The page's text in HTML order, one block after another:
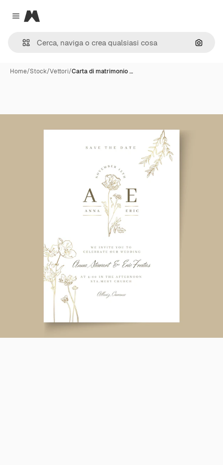
Close menu
Magnific
Cerca
Home/Stock/Vettori/Carta di matrimonio …